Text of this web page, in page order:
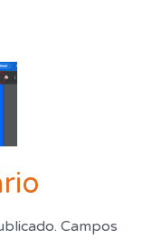
Campos